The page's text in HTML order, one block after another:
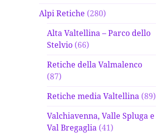
Alpi Retiche (280)
Alta Valtellina – Parco dello
Stelvio (66)
Retiche della Valmalenco
(87)
Retiche media Valtellina (89)
Valchiavenna, Valle Spluga e
Val Bregaglia (41)